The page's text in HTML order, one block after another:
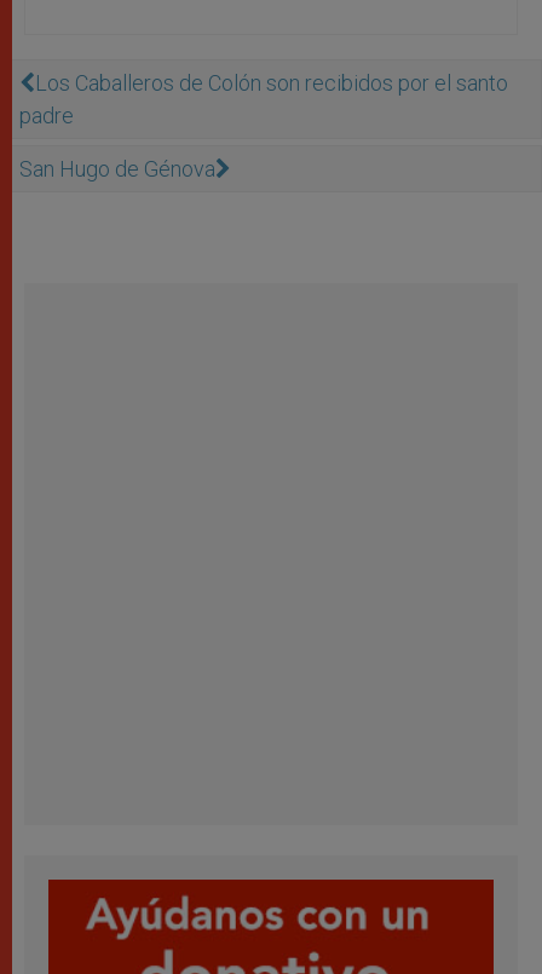
Los Caballeros de Colón son recibidos por el santo
padre
San Hugo de Génova